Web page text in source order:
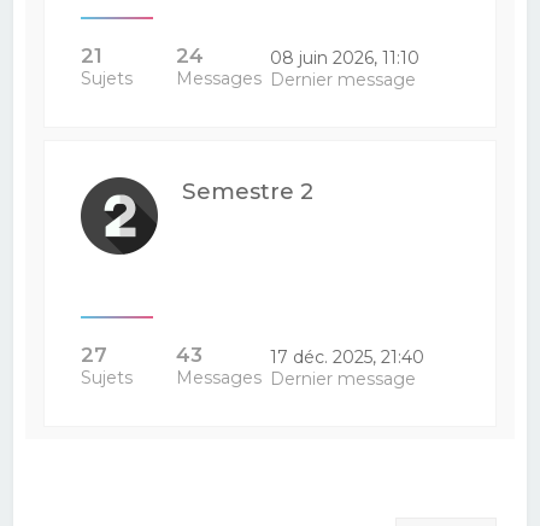
21
Sujets
24
Messages
08 juin 2026, 11:10
Dernier message
Semestre 2
27
Sujets
43
Messages
17 déc. 2025, 21:40
Dernier message